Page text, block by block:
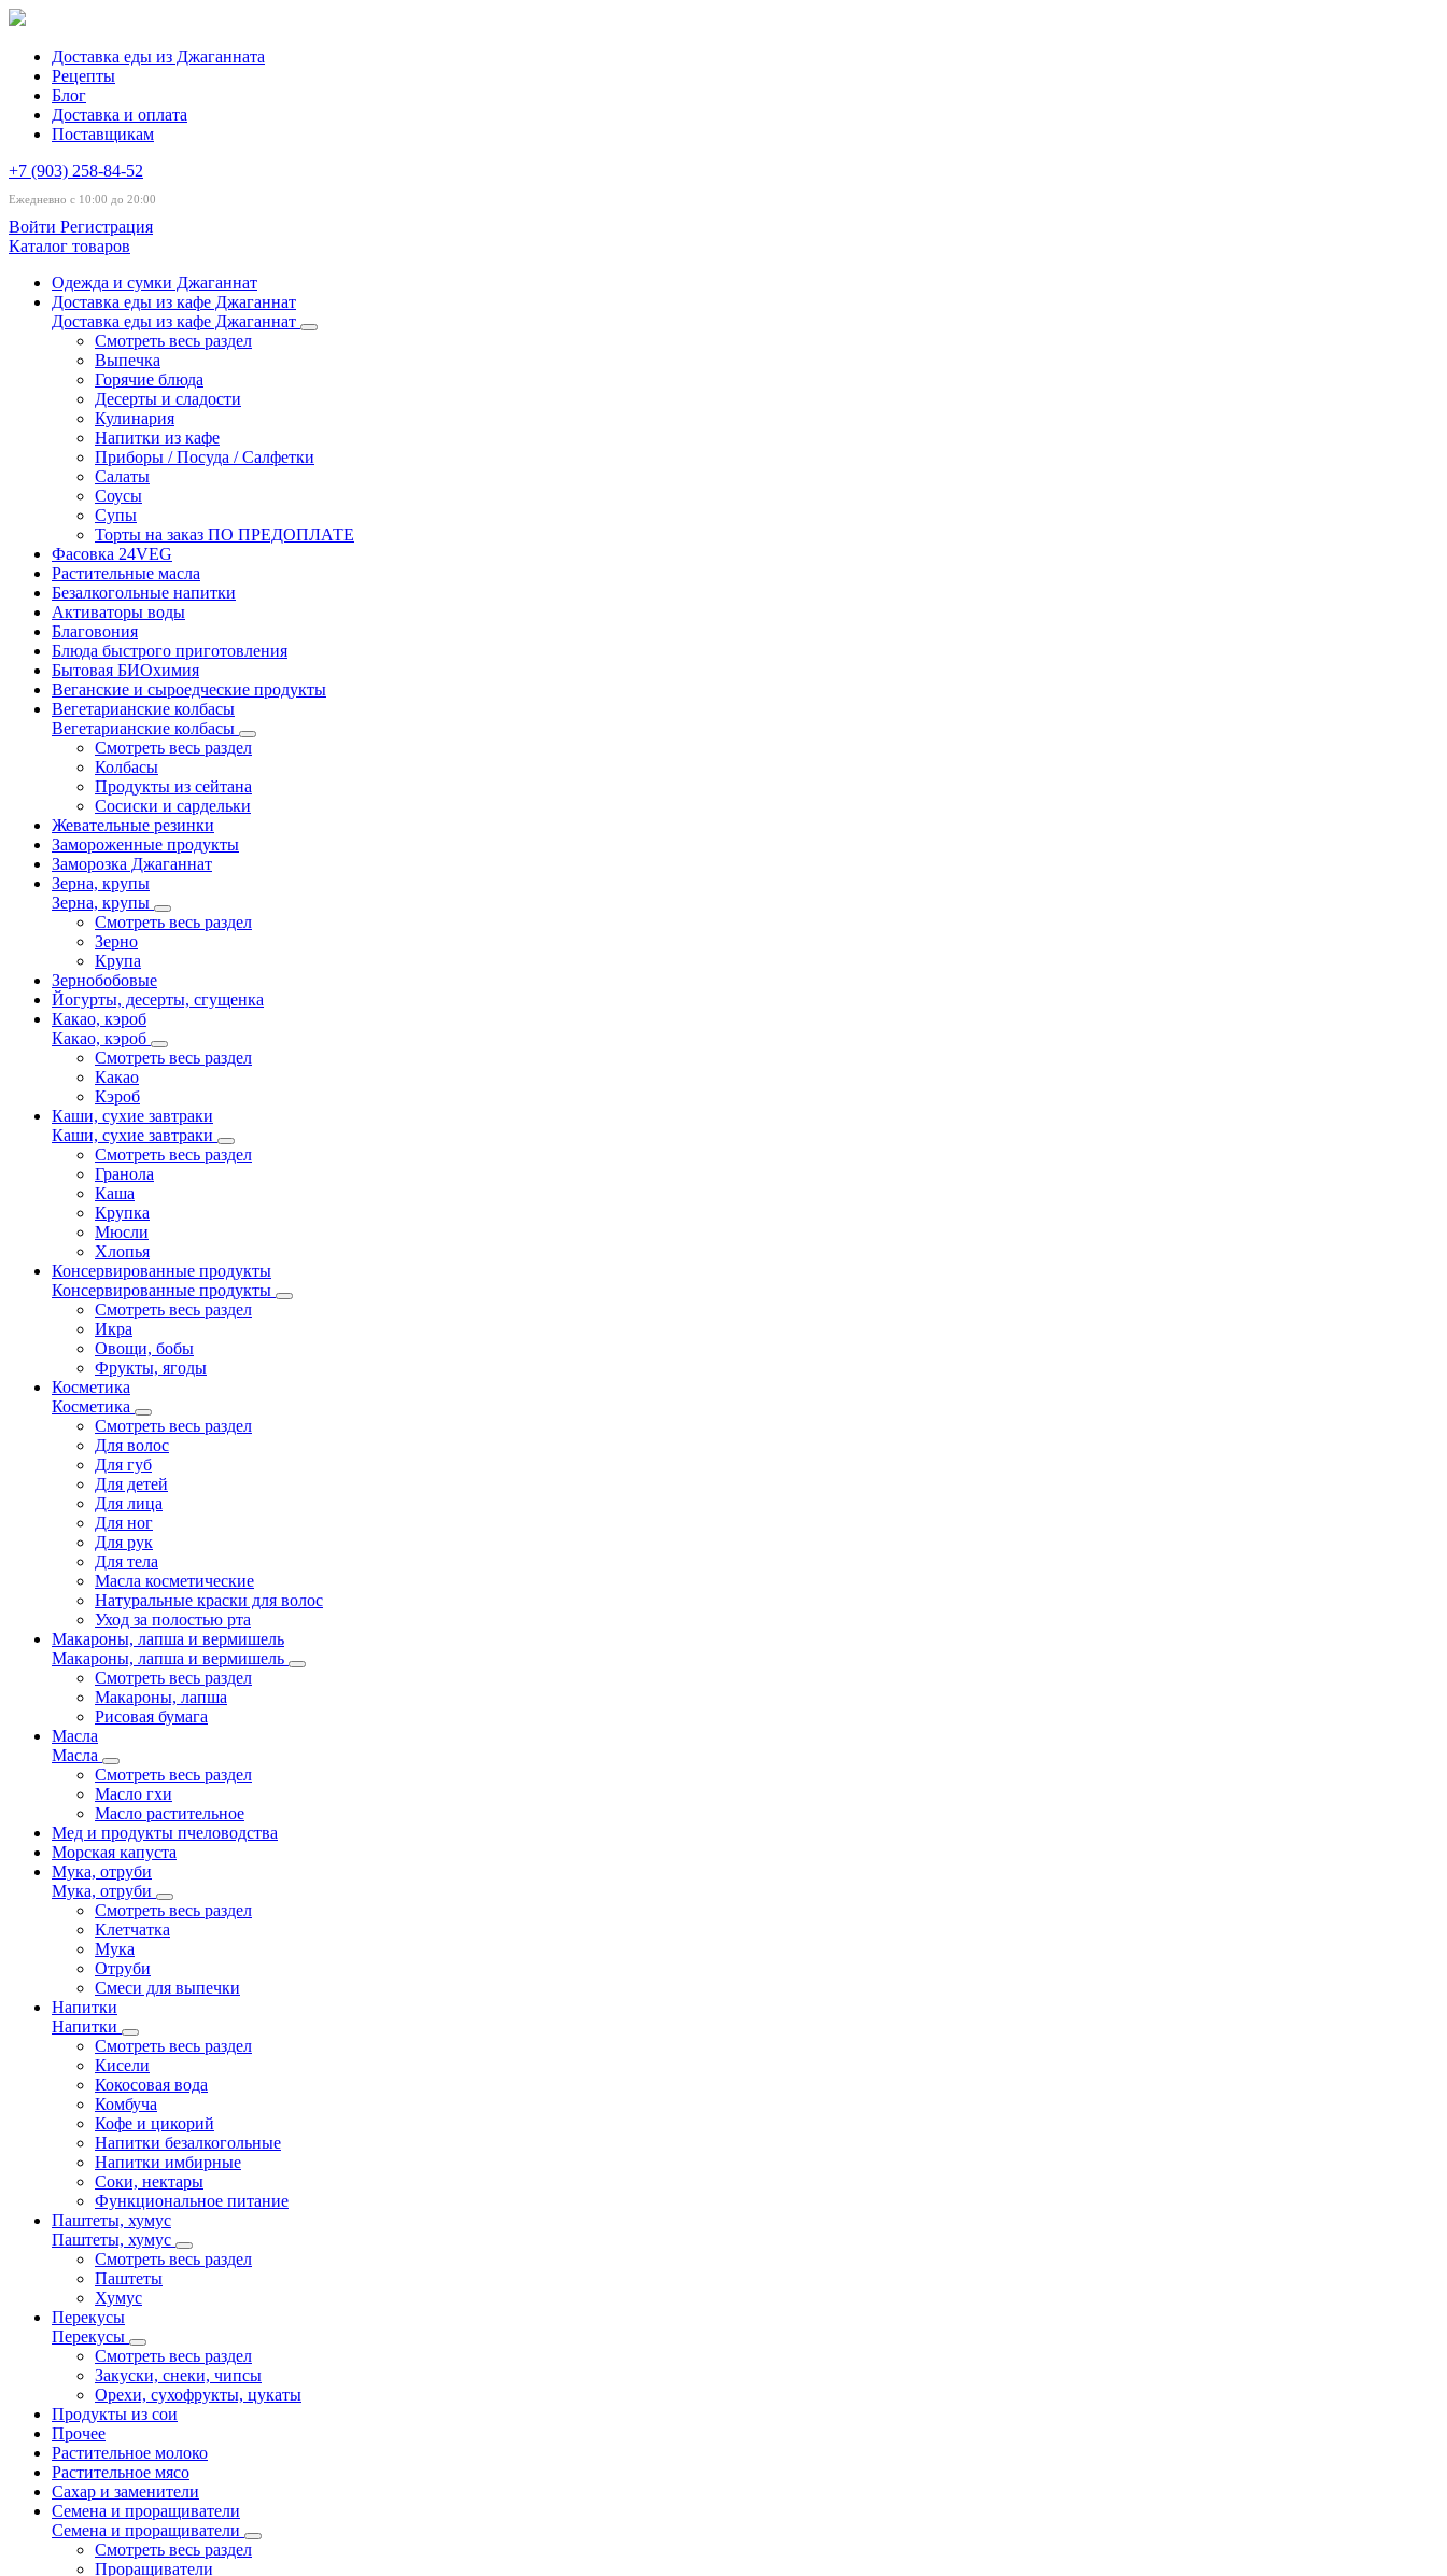
Доставка еды из Джаганната
Рецепты
Блог
Доставка и оплата
Поставщикам
+7 (903) 258-84-52
Ежедневно с 10:00 до 20:00
Войти Регистрация
Каталог товаров
Одежда и сумки Джаганнат
Доставка еды из кафе Джаганнат
Доставка еды из кафе Джаганнат
Смотреть весь раздел
Выпечка
Горячие блюда
Десерты и сладости
Кулинария
Напитки из кафе
Приборы / Посуда / Салфетки
Салаты
Соусы
Супы
Торты на заказ ПО ПРЕДОПЛАТЕ
Фасовка 24VEG
Растительные масла
Безалкогольные напитки
Активаторы воды
Благовония
Блюда быстрого приготовления
Бытовая БИОхимия
Веганские и сыроедческие продукты
Вегетарианские колбасы
Вегетарианские колбасы
Смотреть весь раздел
Колбасы
Продукты из сейтана
Сосиски и сардельки
Жевательные резинки
Замороженные продукты
Заморозка Джаганнат
Зерна, крупы
Зерна, крупы
Смотреть весь раздел
Зерно
Крупа
Зернобобовые
Йогурты, десерты, сгущенка
Какао, кэроб
Какао, кэроб
Смотреть весь раздел
Какао
Кэроб
Каши, сухие завтраки
Каши, сухие завтраки
Смотреть весь раздел
Гранола
Каша
Крупка
Мюсли
Хлопья
Консервированные продукты
Консервированные продукты
Смотреть весь раздел
Икра
Овощи, бобы
Фрукты, ягоды
Косметика
Косметика
Смотреть весь раздел
Для волос
Для губ
Для детей
Для лица
Для ног
Для рук
Для тела
Масла косметические
Натуральные краски для волос
Уход за полостью рта
Макароны, лапша и вермишель
Макароны, лапша и вермишель
Смотреть весь раздел
Макароны, лапша
Рисовая бумага
Масла
Масла
Смотреть весь раздел
Масло гхи
Масло растительное
Мед и продукты пчеловодства
Морская капуста
Мука, отруби
Мука, отруби
Смотреть весь раздел
Клетчатка
Мука
Отруби
Смеси для выпечки
Напитки
Напитки
Смотреть весь раздел
Кисели
Кокосовая вода
Комбуча
Кофе и цикорий
Напитки безалкогольные
Напитки имбирные
Соки, нектары
Функциональное питание
Паштеты, хумус
Паштеты, хумус
Смотреть весь раздел
Паштеты
Хумус
Перекусы
Перекусы
Смотреть весь раздел
Закуски, снеки, чипсы
Орехи, сухофрукты, цукаты
Продукты из сои
Прочее
Растительное молоко
Растительное мясо
Сахар и заменители
Семена и проращиватели
Семена и проращиватели
Смотреть весь раздел
Проращиватели